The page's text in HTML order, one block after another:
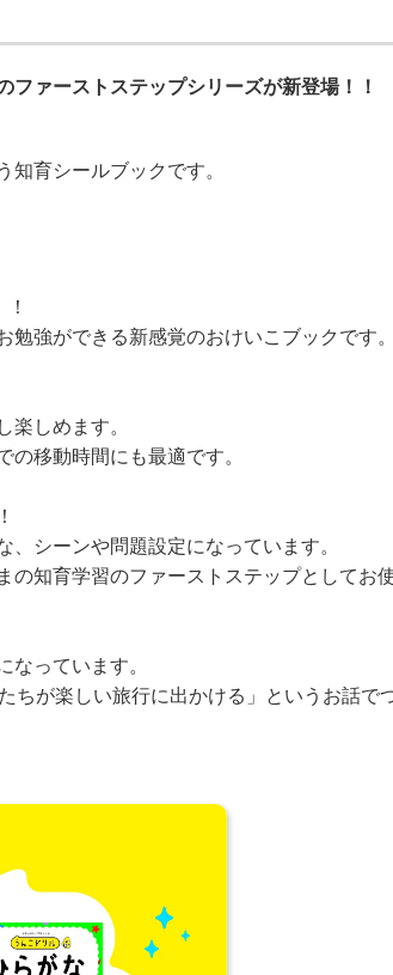
ァーストステップシリーズが新登場！！
育シールブックです。
強ができる新感覚のおけいこブックです。
しめます。
移動時間にも最適です。
シーンや問題設定になっています。
の知育学習のファーストステップとしてお
っています。
ちが楽しい旅行に出かける」というお話